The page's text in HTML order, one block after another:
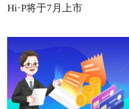
Hi·P将于7月上市